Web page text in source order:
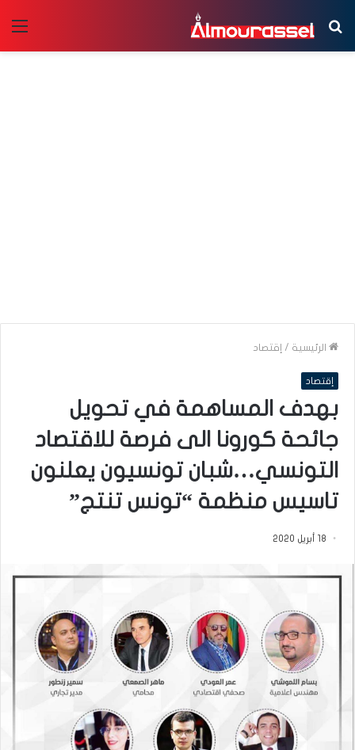
بحث
عن
الرئيسية / إقتصاد
إقتصاد
بهدف المساهمة في تحويل
جائحة كورونا الى فرصة للاقتصاد
التونسي…شبان تونسيون يعلنون
تاسيس منظمة “تونس تنتج”
18 أبريل 2020